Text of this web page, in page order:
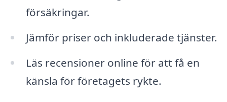
försäkringar.
Jämför priser och inkluderade tjänster.
Läs recensioner online för att få en
känsla för företagets rykte.